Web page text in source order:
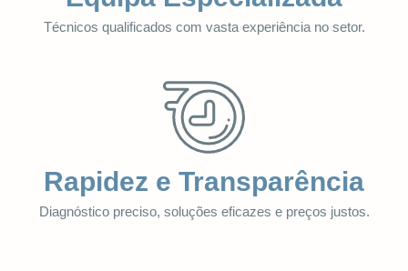
Técnicos qualificados com vasta experiência no setor.
Rapidez e Transparência
Diagnóstico preciso, soluções eficazes e preços justos.